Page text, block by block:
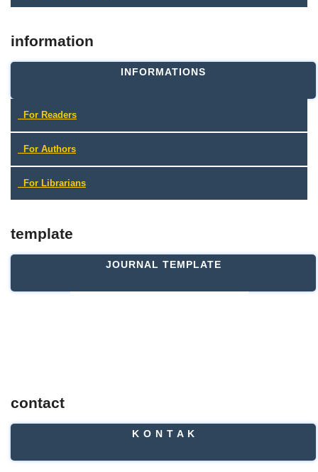
information
INFORMATIONS
For Readers
For Authors
For Librarians
template
JOURNAL TEMPLATE
contact
K O N T A K